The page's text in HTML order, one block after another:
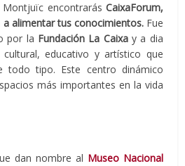
encontrarás CaixaForum,
alimentar tus conocimientos.Fue
por la Fundación La Caixay a dia
educativo y artístico que
todo tipo. Este centro dinámico
más importantes en la vida
dan nombre al Museo Nacional